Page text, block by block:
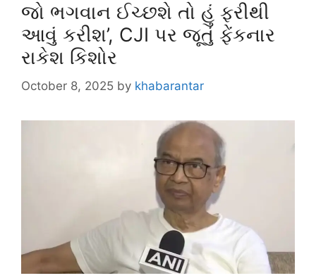
જો ભગવાન ઈચ્છશે તો હું ફરીથી
આવું કરીશ’, CJI પર જૂતું ફેંકનાર
રાકેશ કિશોર
October 8, 2025 by khabarantar